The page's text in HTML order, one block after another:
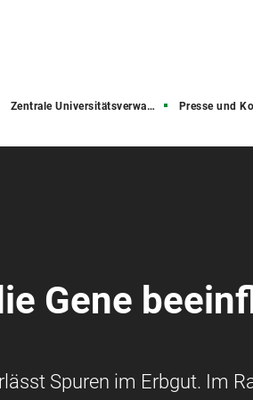
Zentrale Universitätsverwaltung Presse und
Gene
Spuren im Erbgut. Im